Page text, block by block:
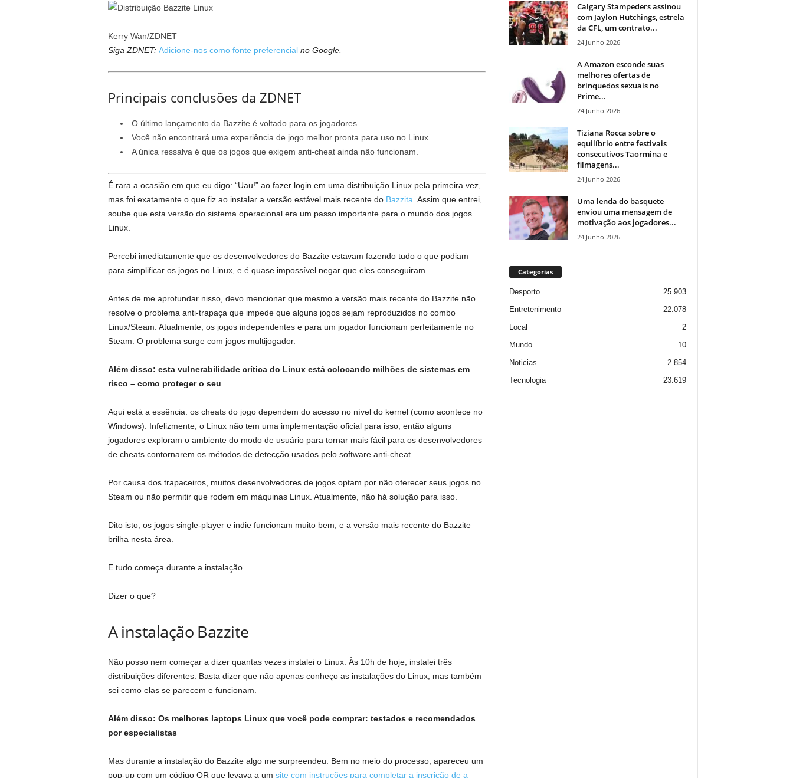
Kerry Wan/ZDNET
Siga ZDNET: Adicione-nos como fonte preferencialno Google.
Principais conclusões da ZDNET
O último lançamento da Bazzite é voltado para os jogadores.
Você não encontrará uma experiência de jogo melhor pronta para uso no Linux.
A única ressalva é que os jogos que exigem anti-cheat ainda não funcionam.
É rara a ocasião em que eu digo: “Uau!” ao fazer login em uma distribuição Linux pela primeira vez,
mas foi exatamente o que fiz ao instalar a versão estável mais recente do Bazzita . Assim que entrei,
soube que esta versão do sistema operacional era um passo importante para o mundo dos jogos
Linux.
Percebi imediatamente que os desenvolvedores do Bazzite estavam fazendo tudo o que podiam
para simplificar os jogos no Linux, e é quase impossível negar que eles conseguiram.
Antes de me aprofundar nisso, devo mencionar que mesmo a versão mais recente do Bazzite não
resolve o problema anti-trapaça que impede que alguns jogos sejam reproduzidos no combo
Linux/Steam. Atualmente, os jogos independentes e para um jogador funcionam perfeitamente no
Steam. O problema surge com jogos multijogador.
Além disso: esta vulnerabilidade crítica do Linux está colocando milhões de sistemas em
risco – como proteger o seu
Aqui está a essência: os cheats do jogo dependem do acesso no nível do kernel (como acontece no
Windows). Infelizmente, o Linux não tem uma implementação oficial para isso, então alguns
jogadores exploram o ambiente do modo de usuário para tornar mais fácil para os desenvolvedores
de cheats contornarem os métodos de detecção usados ​​pelo software anti-cheat.
Por causa dos trapaceiros, muitos desenvolvedores de jogos optam por não oferecer seus jogos no
Steam ou não permitir que rodem em máquinas Linux. Atualmente, não há solução para isso.
Dito isto, os jogos single-player e indie funcionam muito bem, e a versão mais recente do Bazzite
brilha nesta área.
E tudo começa durante a instalação.
Dizer o que?
A instalação Bazzite
Não posso nem começar a dizer quantas vezes instalei o Linux. Às 10h de hoje, instalei três
distribuições diferentes. Basta dizer que não apenas conheço as instalações do Linux, mas também
sei como elas se parecem e funcionam.
Além disso: Os melhores laptops Linux que você pode comprar: testados e recomendados
por especialistas
Mas durante a instalação do Bazzite algo me surpreendeu. Bem no meio do processo, apareceu um
pop-up com um código QR que levava a um site com instruções para completar a inscrição de a
Calgary Stampeders assinou
com Jaylon Hutchings, estrela
da CFL, um contrato...
24 Junho 2026
A Amazon esconde suas
melhores ofertas de
brinquedos sexuais no
Prime...
24 Junho 2026
Tiziana Rocca sobre o
equilíbrio entre festivais
consecutivos Taormina e
filmagens...
24 Junho 2026
Uma lenda do basquete
enviou uma mensagem de
motivação aos jogadores...
24 Junho 2026
Categorias
Desporto
25.903
Entretenimento
22.078
Local
2
Mundo
10
Noticias
2.854
Tecnologia
23.619